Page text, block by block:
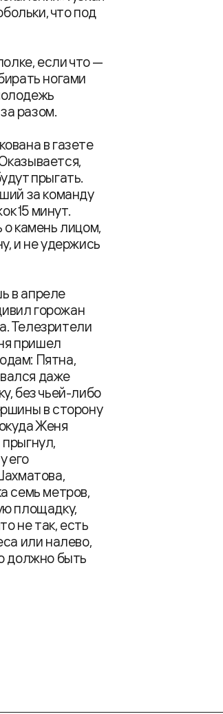
что под
если что —
ногами
разом.
в газете
прыгать.
за команду
15 минут.
о камень лицом,
и не удержись
в апреле
горожан
Телезрители
пришел
Пятна,
даже
без чьей-либо
в сторону
Женя
его
семь метров,
площадку,
не так, есть
или налево,
должно быть